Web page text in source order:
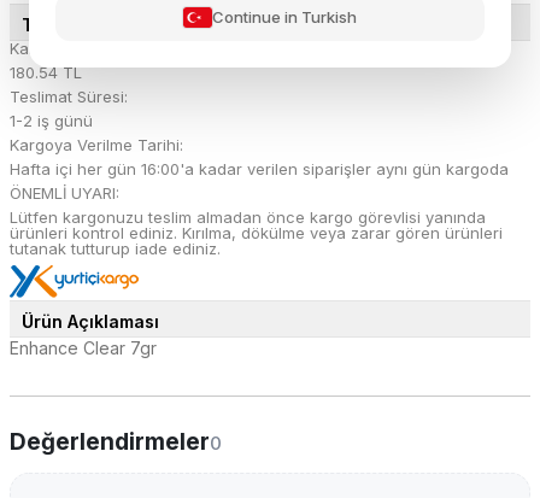
TESLİMAT DETAYLARI
Kargo Ücreti:
180.54 TL
Teslimat Süresi:
1-2 iş günü
Kargoya Verilme Tarihi:
Hafta içi her gün 16:00'a kadar verilen siparişler aynı gün kargoda
ÖNEMLİ UYARI:
Lütfen kargonuzu teslim almadan önce kargo görevlisi yanında
ürünleri kontrol ediniz. Kırılma, dökülme veya zarar gören ürünleri
tutanak tutturup iade ediniz.
Ürün Açıklaması
Enhance Clear 7gr
Değerlendirmeler0
Continue in Turkish